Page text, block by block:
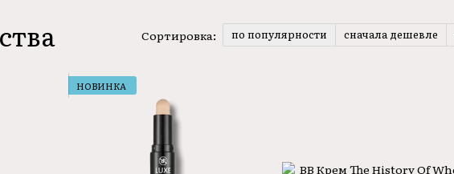
Сортировка: по популярности сначала дешевле
НОВИНКА